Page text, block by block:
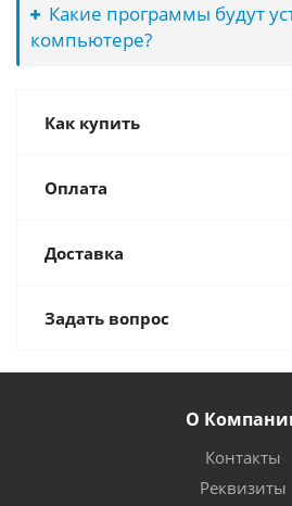
Какие программы будут
компьютере?
Как купить
Оплата
Доставка
Задать вопрос
О
Контакты
Реквизиты